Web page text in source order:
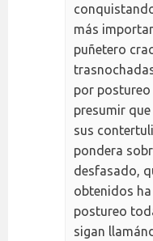
más
puñetero
por postureo
presumir
sus
pondera
desfasado,
obtenidos
postureo
sigan